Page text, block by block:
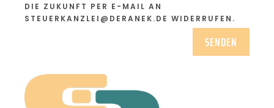
DIE ZUKUNFT PER E-MAIL AN
STEUERKANZLEI@DERANEK.DE WIDERRUFEN.
SENDEN